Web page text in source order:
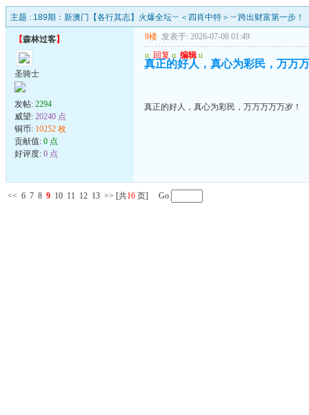
主题 : 189期：新澳门【各行其志】火爆全坛︶＜四肖中特＞︶跨出财富第一步！
【森林过客】
圣骑士
发帖: 2294
威望: 20240 点
铜币: 10252 枚
贡献值: 0 点
好评度: 0 点
8楼 发表于: 2026-07-08 01:49
u 回复 u 编辑 u
真正的好人，真心为彩民，万万
真正的好人，真心为彩民，万万万万万岁！
<< 6 7 8 9 10 11 12 13 >> [共16 页] Go